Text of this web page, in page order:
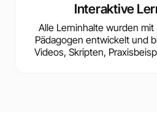
Interaktive
Alle Lerninhalte wurden
Pädagogen entwickelt und
Videos, Skripten,